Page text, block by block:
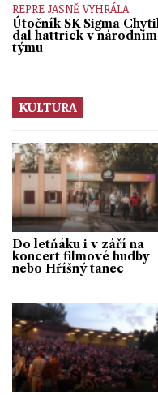
REPRE JASNĚ VYHRÁLA
Útočník SK Sigma Chytil
dal hattrick v národním
týmu
KULTURA
Do letňáku i v září na
koncert filmové hudby
nebo Hříšný tanec